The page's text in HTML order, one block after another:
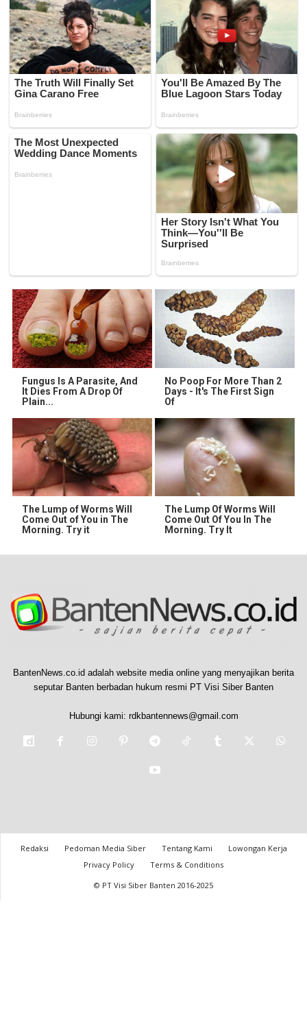
Fungus Is A Parasite, And
It Dies From A Drop Of
Plain...
No Poop For More Than 2
Days - It's The First Sign
Of
The Lump of Worms Will
Come Out of You in The
Morning. Try it
The Lump Of Worms Will
Come Out Of You In The
Morning. Try It
BantenNews.co.id adalah website media online yang menyajikan berita
seputar Banten berbadan hukum resmi PT Visi Siber Banten
Hubungi kami: rdkbantennews@gmail.com
Redaksi Pedoman Media Siber Tentang Kami
Lowongan Kerja
Privacy Policy
Terms & Conditions
© PT Visi Siber Banten 2016-2025